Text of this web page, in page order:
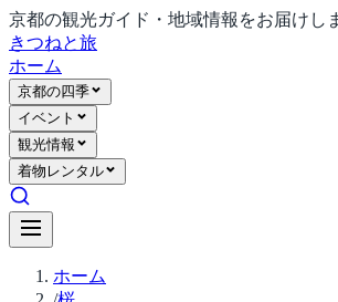
京都の観光ガイド・地域情報をお届けし
きつねと旅
ホーム
京都の四季
イベント
観光情報
着物レンタル
ホーム